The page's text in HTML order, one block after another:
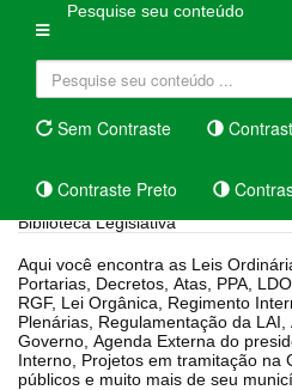
Pesquise seu conteúdo
Sem Contraste
Contraste Preto
Biblioteca Legislativa
Aqui você encontra as Leis Ordinárias, Leis
Portarias, Decretos, Atas, PPA, LDO, LOA,
RGF, Lei Orgânica, Regimento
Plenárias, Regulamentação da
Governo, Agenda Externa do presidente, Relatório do Controle
Interno, Projetos em tramitação na Câmara, Controle dos bens
públicos e muito mais de seu